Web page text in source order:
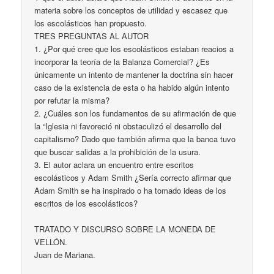
materia sobre los conceptos de utilidad y escasez que
los escolásticos han propuesto.
TRES PREGUNTAS AL AUTOR
1. ¿Por qué cree que los escolásticos estaban reacios a
incorporar la teoría de la Balanza Comercial? ¿Es
únicamente un intento de mantener la doctrina sin hacer
caso de la existencia de esta o ha habido algún intento
por refutar la misma?
2. ¿Cuáles son los fundamentos de su afirmación de que
la “Iglesia ni favoreció ni obstaculizó el desarrollo del
capitalismo? Dado que también afirma que la banca tuvo
que buscar salidas a la prohibición de la usura.
3. El autor aclara un encuentro entre escritos
escolásticos y Adam Smith ¿Sería correcto afirmar que
Adam Smith se ha inspirado o ha tomado ideas de los
escritos de los escolásticos?
TRATADO Y DISCURSO SOBRE LA MONEDA DE
VELLÓN.
Juan de Mariana.